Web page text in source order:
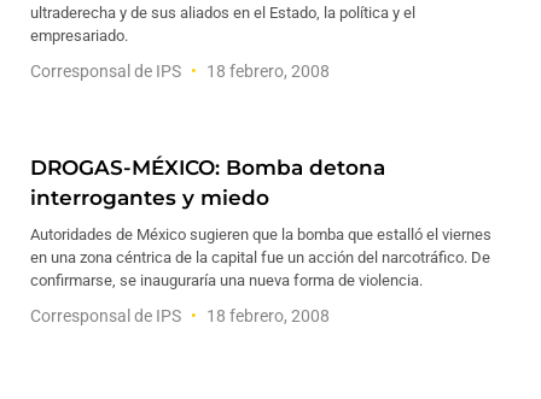
ultraderecha y de sus aliados en el Estado, la política y el
empresariado.
Corresponsal de IPS 18 febrero, 2008
DROGAS-MÉXICO: Bomba detona
interrogantes y miedo
Autoridades de México sugieren que la bomba que estalló el viernes
en una zona céntrica de la capital fue un acción del narcotráfico. De
confirmarse, se inauguraría una nueva forma de violencia.
Corresponsal de IPS 18 febrero, 2008